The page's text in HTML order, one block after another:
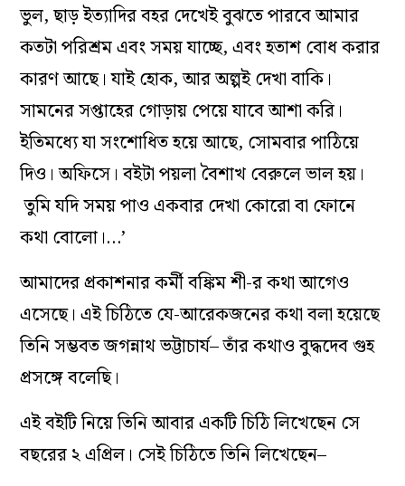
ভুল, ছাড় ইত্যাদির বহর দেখেই বুঝতে পারবে আমার
কতটা পরিশ্রম এবং সময় যাচ্ছে, এবং হতাশ বোধ করার
কারণ আছে। যাই হোক, আর অল্পই দেখা বাকি।
সামনের সপ্তাহের গোড়ায় পেয়ে যাবে আশা করি।
ইতিমধ্যে যা সংশোধিত হয়ে আছে, সোমবার পাঠিয়ে
দিও। অফিসে। বইটা পয়লা বৈশাখ বেরুলে ভাল হয়।
তুমি যদি সময় পাও একবার দেখা কোরো বা ফোনে
কথা বোলো।…’
আমাদের প্রকাশনার কর্মী বঙ্কিম শী-র কথা আগেও
এসেছে। এই চিঠিতে যে-আরেকজনের কথা বলা হয়েছে
তিনি সম্ভবত জগন্নাথ ভট্টাচার্য– তাঁর কথাও বুদ্ধদেব গুহ
প্রসঙ্গে বলেছি।
এই বইটি নিয়ে তিনি আবার একটি চিঠি লিখেছেন সে
বছরের ২ এপ্রিল। সেই চিঠিতে তিনি লিখেছেন–